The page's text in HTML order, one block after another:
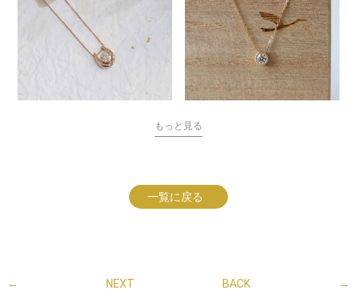
もっと見る
一覧に戻る
← NEXT →
BACK